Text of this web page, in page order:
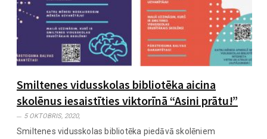
Smiltenes vidusskolas bibliotēka aicina
skolēnus iesaistīties viktorīnā “Asini prātu!”
5 OKTOBRIS, 2020,
Smiltenes vidusskolas bibliotēka piedāvā skolēniem